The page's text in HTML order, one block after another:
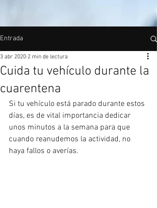
Entrada
Cuida tu vehículo durante la
cuarentena
3 abr 2020 2 min de lectura
Si tu vehículo está parado durante estos
días, es de vital importancia dedicar
unos minutos a la semana para que
cuando reanudemos la actividad, no
haya fallos o averías.